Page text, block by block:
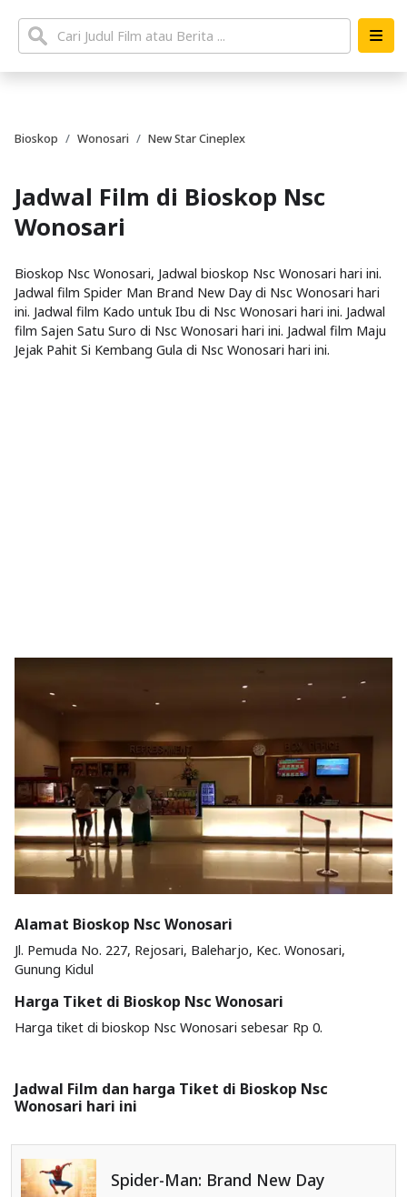
Bioskop Wonosari New Star Cineplex
Jadwal Film di Bioskop Nsc
Wonosari
Bioskop Nsc Wonosari, Jadwal bioskop Nsc Wonosari hari ini.
Jadwal film Spider Man Brand New Day di Nsc Wonosari hari
ini. Jadwal film Kado untuk Ibu di Nsc Wonosari hari ini. Jadwal
film Sajen Satu Suro di Nsc Wonosari hari ini. Jadwal film Maju
Jejak Pahit Si Kembang Gula di Nsc Wonosari hari ini.
Alamat Bioskop Nsc Wonosari
Jl. Pemuda No. 227, Rejosari, Baleharjo, Kec. Wonosari,
Gunung Kidul
Harga Tiket di Bioskop Nsc Wonosari
Harga tiket di bioskop Nsc Wonosari sebesar Rp 0.
Jadwal Film dan harga Tiket di Bioskop Nsc
Wonosari hari ini
Spider-Man: Brand New Day